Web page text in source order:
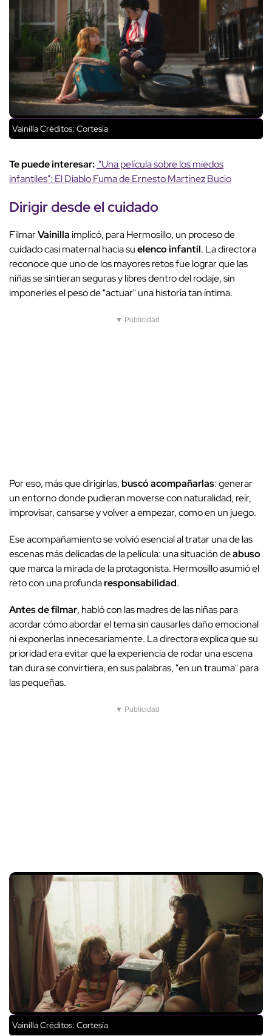
VainillaCréditos: Cortesía
Te puede interesar: "Una película sobre los miedos
infantiles": El Diablo Fuma de Ernesto Martínez Bucio
Dirigir desde el cuidado
FilmarVainillaimplicó, para Hermosillo, un proceso de
cuidado casi maternal hacia suelenco infantil. La directora
reconoce que uno de los mayores retos fue lograr que las
niñas se sintieran seguras y libres dentro del rodaje, sin
imponerles el peso de "actuar" una historia tan íntima.
▼ Publicidad
Por eso, más que dirigirlas,buscó acompañarlas: generar
un entorno donde pudieran moverse con naturalidad, reír,
improvisar, cansarse y volver a empezar, como en un juego.
Ese acompañamiento se volvió esencial al tratar una de las
escenas más delicadas de la película: una situación deabuso
que marca la mirada de la protagonista. Hermosillo asumió el
reto con una profundaresponsabilidad.
Antes de filmar, habló con las madres de las niñas para
acordar cómo abordar el tema sin causarles daño emocional
ni exponerlas innecesariamente. La directora explica que su
prioridad era evitar que la experiencia de rodar una escena
tan dura se convirtiera, en sus palabras, "en un trauma" para
las pequeñas.
▼ Publicidad
VainillaCréditos: Cortesía